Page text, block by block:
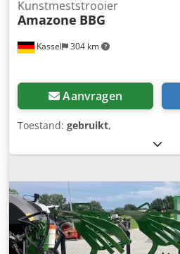
Kassel 304 km
Kunstmeststrooier
Amazone BBG
Aanvragen
Toestand: gebruikt,